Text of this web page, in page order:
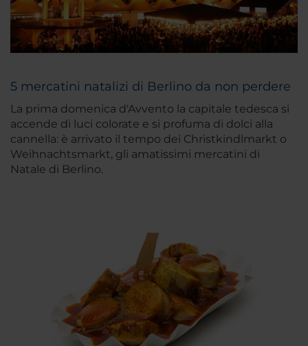
5 mercatini natalizi di Berlino da non perdere
La prima domenica d'Avvento la capitale tedesca si
accende di luci colorate e si profuma di dolci alla
cannella: è arrivato il tempo dei Christkindlmarkt o
Weihnachtsmarkt, gli amatissimi mercatini di
Natale di Berlino.